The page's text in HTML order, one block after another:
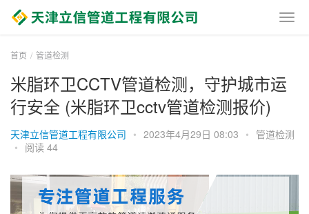
首页 管道检测
米脂环卫CCTV管道检测，守护城市运
行安全 (米脂环卫cctv管道检测报价)
天津立信管道工程有限公司 • 2023年4月29日 08:03 • 管道检测
• 阅读 44